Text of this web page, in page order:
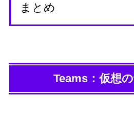
まとめ
Teams：仮想